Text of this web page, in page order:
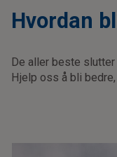
Hvordan
De aller beste slutter
Hjelp oss å bli